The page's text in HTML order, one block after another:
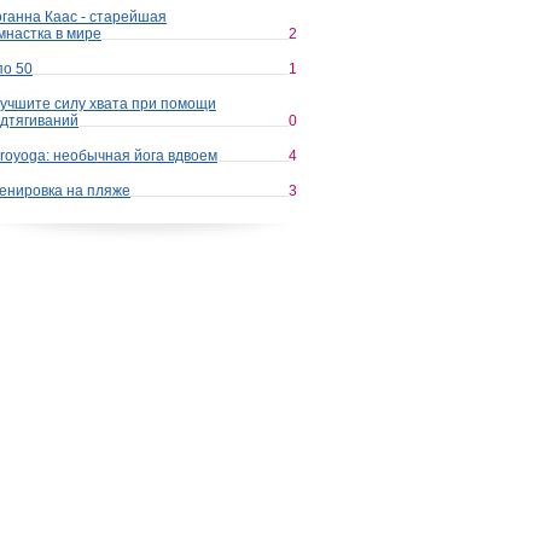
Каас - старейшая
в мире
2
50 1
силу хвата при помощи
0
необычная йога вдвоем 4
на пляже 3